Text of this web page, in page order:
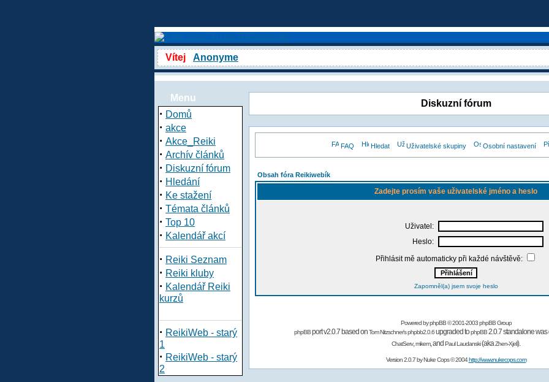
Vítej Anonyme
Menu
· Domů
· akce
· Akce_Reiki
· Archív článků
· Diskuzní fórum
· Hledání
· Ke stažení
· Témata článků
· Top 10
· Kalendář akcí
· Reiki Seznam
· Reiki kluby
· Kalendář Reiki
kurzů
· ReikiWeb - starý
1
· ReikiWeb - starý
2
Diskuzní fórum
FAQ Hledat Uživatelské skupiny Osobní nastavení
Obsah fóra Reikiwebík
Zadejte prosím vaše uživatelské jméno a heslo
Uživatel:
Heslo:
Přihlásit mě automaticky při každé návštěvě:
Zapomněl(a) jsem svoje heslo
Powered byphpBB© 2001-2003 phpBB Group
phpBBport v2.0.7 based onTom Nitzschner'sphpbb2.0.6upgraded tophpBB2.0.7 standalone
ChatServ,mikem,and Paul Laudanski(akaZhen-Xjell).
Version 2.0.7 byNuke Cops© 2004http://www.nukecops.com